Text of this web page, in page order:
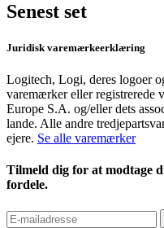
Senest set
Juridisk varemærkeerklæring
Logitech, Logi, deres logoer
varemærker eller registrerede
Europe S.A. og/eller dets
lande. Alle andre
ejere. Se alle varemærker
Tilmeld dig for at modtage
fordele.